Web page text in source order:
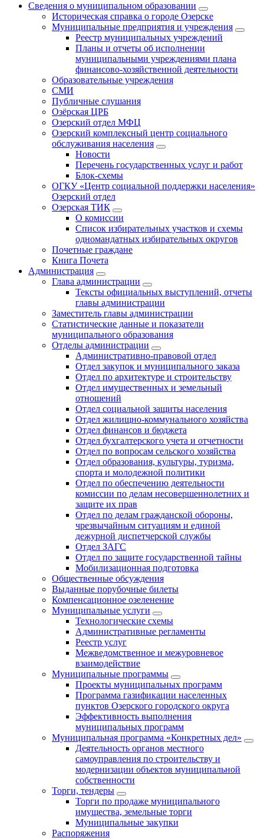
Сведения о муниципальном образовании
Историческая справка о городе Озерске
Муниципальные предприятия и учреждения
Реестр муниципальных учреждений
Планы и отчеты об исполнении
муниципальными учреждениями плана
финансово-хозяйственной деятельности
Образовательные учреждения
СМИ
Публичные слушания
Озёрская ЦРБ
Озерский отдел МФЦ
Озерский комплексный центр социального
обслуживания населения
Новости
Перечень государственных услуг и работ
Блок-схемы
ОГКУ «Центр социальной поддержки населения»
Озерский отдел
Озерская ТИК
О комиссии
Список избирательных участков и схемы
одномандатных избирательных округов
Почетные граждане
Книга Почета
Администрация
Глава администрации
Тексты официальных выступлений, отчеты
главы администрации
Заместитель главы администрации
Статистические данные и показатели
муниципального образования
Отделы администрации
Административно-правовой отдел
Отдел закупок и муниципального заказа
Отдел по архитектуре и строительству
Отдел имущественных и земельный
отношений
Отдел социальной защиты населения
Отдел жилищно-коммунального хозяйства
Отдел финансов и бюджета
Отдел бухгалтерского учета и отчетности
Отдел по вопросам сельского хозяйства
Отдел образования, культуры, туризма,
спорта и молодежной политики
Отдел по обеспечению деятельности
комиссии по делам несовершеннолетних и
защите их прав
Отдел по делам гражданской обороны,
чрезвычайным ситуациям и единой
дежурной диспетчерской службы
Отдел ЗАГС
Отдел по защите государственной тайны
Мобилизационная подготовка
Общественные обсуждения
Выданные порубочные билеты
Компенсационное озеленение
Муниципальные услуги
Технологические схемы
Административные регламенты
Реестр услуг
Межведомственное и межуровневое
взаимодействие
Муниципальные программы
Проекты муниципальных программ
Программа газификации населенных
пунктов Озерского городского округа
Эффективность выполнения
муниципальных программ
Муниципальная программа «Конкретных дел»
Деятельность органов местного
самоуправления по строительству и
модернизации объектов муниципальной
собственности
Торги, тендеры
Торги по продаже муниципального
имущества, земельные торги
Муниципальные закупки
Распоряжения